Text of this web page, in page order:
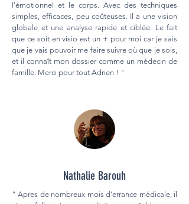
l'émotionnel et le corps. Avec des techniques
simples, efficaces, peu coûteuses. Il a une vision
globale et une analyse rapide et ciblée. Le fait
que ce soit en visio est un + pour moi car je sais
que je vais pouvoir me faire suivre où que je sois,
et il connaît mon dossier comme un médecin de
famille. Merci pour tout Adrien ! "
Nathalie Barouh
" Apres de nombreux mois d'errance médicale, il